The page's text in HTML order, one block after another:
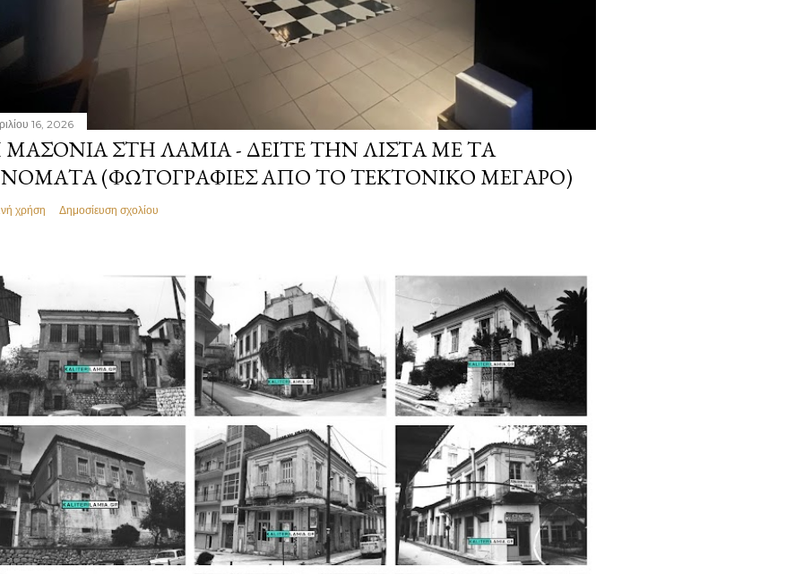
16, 2026
ΣΤΗ ΛΑΜΊΑ - ΔΕΊΤΕ ΤΗΝ ΛΊΣΤΑ ΜΕ ΤΑ
(ΦΩΤΟΓΡΑΦΊΕΣ ΑΠΌ ΤΟ ΤΕΚΤΟΝΙΚΌ ΜΈΓΑΡΟ)
χρήση Δημοσίευση σχολίου